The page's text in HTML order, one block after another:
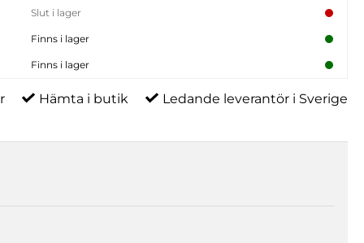
Slut i lager
Finns i lager
Finns i lager
Hämta i butik Ledande leverantör i Sverige